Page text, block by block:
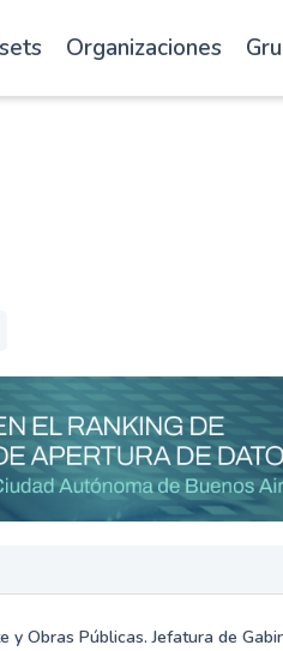
Organizaciones
y Obras Públicas. Jefatura de